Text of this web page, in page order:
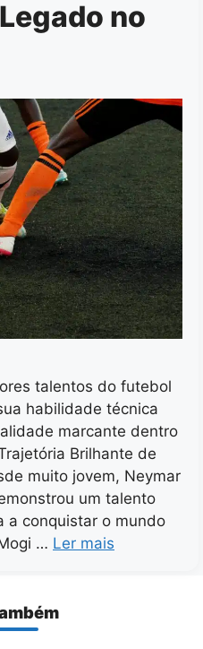
no
talentos do futebol
habilidade técnica
marcante dentro
Brilhante de
muito jovem, Neymar
um talento
a conquistar o mundo
… Ler mais